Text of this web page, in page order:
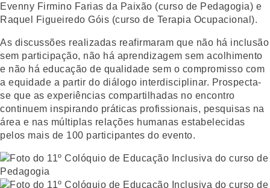
Evenny Firmino Farias da Paixão (curso de Pedagogia) e
Raquel Figueiredo Góis (curso de Terapia Ocupacional).
As discussões realizadas reafirmaram que não há inclusão
sem participação, não há aprendizagem sem acolhimento
e não há educação de qualidade sem o compromisso com
a equidade a partir do diálogo interdisciplinar. Prospecta-
se que as experiências compartilhadas no encontro
continuem inspirando práticas profissionais, pesquisas na
área e nas múltiplas relações humanas estabelecidas
pelos mais de 100 participantes do evento.